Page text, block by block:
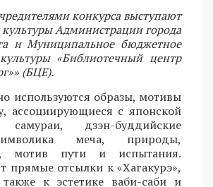
конкурса выступают
Администрации города
и Муниципальное бюджетное
«Библиотечный центр
(БЦЕ).
используются образы, мотивы
ассоциирующиеся с японской
самураи, дзэн-буддийские
меча, природы,
мотив пути и испытания.
прямые отсылки к «Хагакурэ»,
к эстетике ваби-саби и